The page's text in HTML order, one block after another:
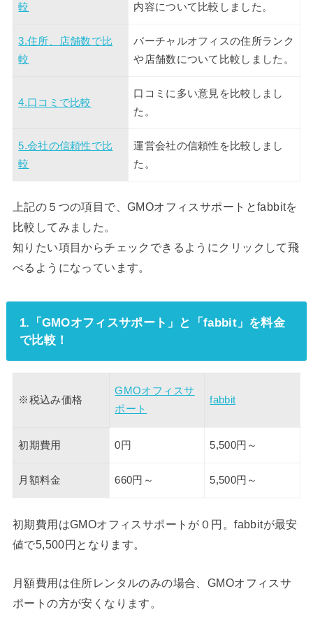
較
内容について比較しました。
3.住所、店舗数で比
較
バーチャルオフィスの住所ランク
や店舗数について比較しました。
4.口コミで比較
口コミに多い意見を比較しまし
た。
5.会社の信頼性で比
較
運営会社の信頼性を比較しまし
た。
上記の５つの項目で、GMOオフィスサポートとfabbitを
比較してみました。
知りたい項目からチェックできるようにクリックして飛
べるようになっています。
1.「GMOオフィスサポート」と「fabbit」を料金
で比較！
※税込み価格
GMOオフィスサ
ポート
fabbit
初期費用 0円 5,500円～
月額料金 660円～ 5,500円～
初期費用はGMOオフィスサポートが０円。fabbitが最安
値で5,500円となります。
月額費用は住所レンタルのみの場合、GMOオフィスサ
ポートの方が安くなります。